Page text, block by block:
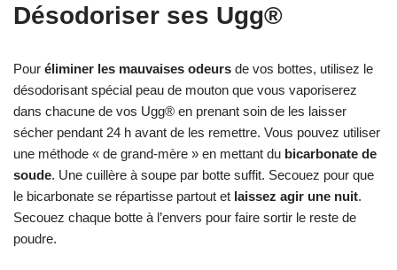
Désodoriser ses Ugg®
Pour éliminer les mauvaises odeurs de vos bottes, utilisez le
désodorisant spécial peau de mouton que vous vaporiserez
dans chacune de vos Ugg® en prenant soin de les laisser
sécher pendant 24 h avant de les remettre. Vous pouvez utiliser
une méthode « de grand-mère » en mettant du bicarbonate de
soude. Une cuillère à soupe par botte suffit. Secouez pour que
le bicarbonate se répartisse partout et laissez agir une nuit.
Secouez chaque botte à l’envers pour faire sortir le reste de
poudre.